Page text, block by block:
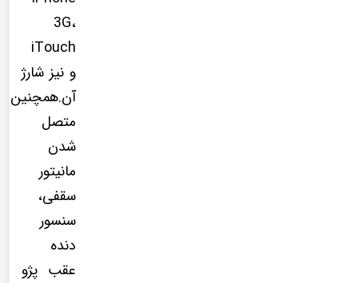
3G،
iTouch
و نیز شارژ
آن.همچنین
متصل
شدن
مانیتور
سقفی،
سنسور
دنده
عقب پژو